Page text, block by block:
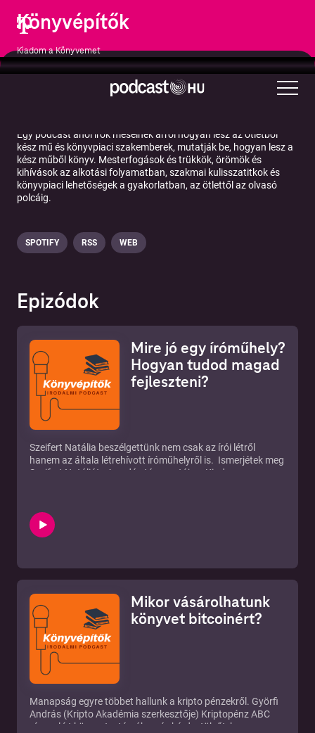
Könyvépítők
Kiadom a Könyvemet
Egy podcast ahol írók mesélnek arról hogyan lesz az ötletből
kész mű és könyvpiaci szakemberek, mutatják be, hogyan lesz a
kész műből könyv. Mesterfogások és trükkök, örömök és
kihívások az alkotási folyamatban, szakmai kulisszatitkok és
könyvpiaci lehetőségek a gyakorlatban, az ötlettől az olvasó
polcáig.
SPOTIFY RSS WEB
Epizódok
Mire jó egy íróműhely?
Hogyan tudod magad
fejleszteni?
Szeifert Natália beszélgettünk nem csak az írói létről
hanem az általa létrehívott íróműhelyről is. Ismerjétek meg
Szeifert Natáliát. Az adás támogatója a Kiadom a
https://www.kiadomakonyvemet.hu/kiadom-a-konyvemet-
konferencia-2021/
Mikor vásárolhatunk
könyvet bitcoinért?
Manapság egyre többet hallunk a kripto pénzekről. Györfi
András (Kripto Akadémia szerkesztője) Kriptopénz ABC
címmel írt könyvet a témában és kérdeztük őt, hogy egy